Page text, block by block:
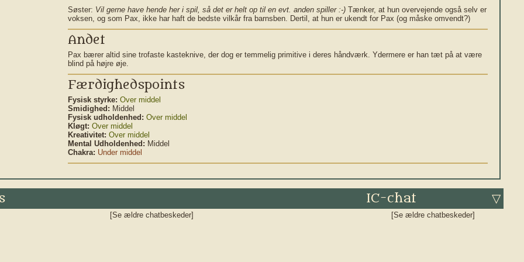
Søster: Vil gerne have hende her i spil, så det er helt op til en evt. anden spiller :-) Tænker, at hun overvejende også selv er
voksen, og som Pax, ikke har haft de bedste vilkår fra barnsben. Dertil, at hun er ukendt for Pax (og måske omvendt?)
Andet
Pax bærer altid sine trofaste kasteknive, der dog er temmelig primitive i deres håndværk. Ydermere er han tæt på at være
blind på højre øje.
Færdighedspoints
Fysisk styrke: Over middel
Smidighed: Middel
Fysisk udholdenhed: Over middel
Kløgt: Over middel
Kreativitet: Over middel
Mental Udholdenhed: Middel
Chakra: Under middel
[Se ældre chatbeskeder]
IC-chat ▽
[Se ældre chatbeskeder]